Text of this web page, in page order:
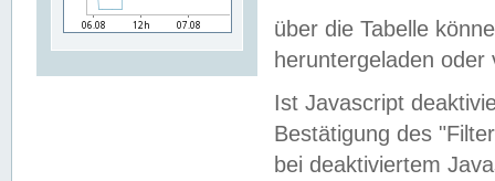
über die Tabelle
heruntergeladen oder
Ist Javascript
Bestätigung des
bei deaktiviertem